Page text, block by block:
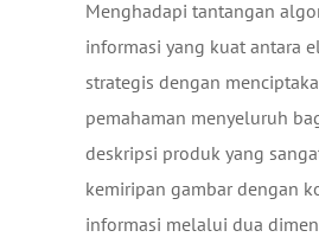
Menghadapi tantangan
informasi yang kuat antara
strategis dengan
pemahaman menyeluruh
deskripsi produk yang
kemiripan gambar dengan
informasi melalui dua